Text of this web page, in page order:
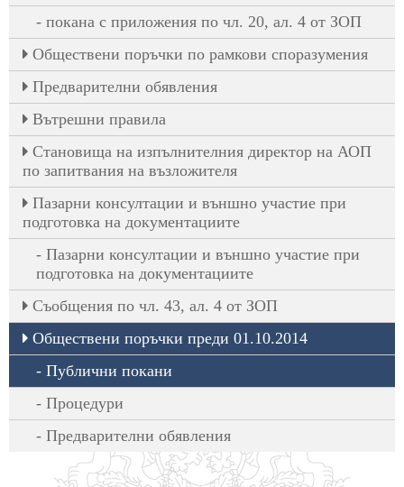
покана с приложения по чл. 20, ал. 4 от ЗОП
Обществени поръчки по рамкови споразумения
Предварителни обявления
Вътрешни правила
Становища на изпълнителния директор на АОП
по запитвания на възложителя
Пазарни консултации и външно участие при
подготовка на документациите
Пазарни консултации и външно участие при
подготовка на документациите
Съобщения по чл. 43, ал. 4 от ЗОП
Обществени поръчки преди 01.10.2014
Публични покани
Процедури
Предварителни обявления